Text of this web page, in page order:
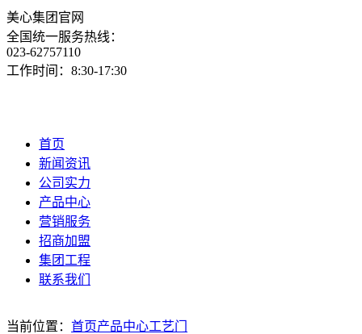
美心集团官网
全国统一服务热线：
023-62757110
工作时间：8:30-17:30
首页
新闻资讯
公司实力
产品中心
营销服务
招商加盟
集团工程
联系我们
当前位置： 首页产品中心工艺门